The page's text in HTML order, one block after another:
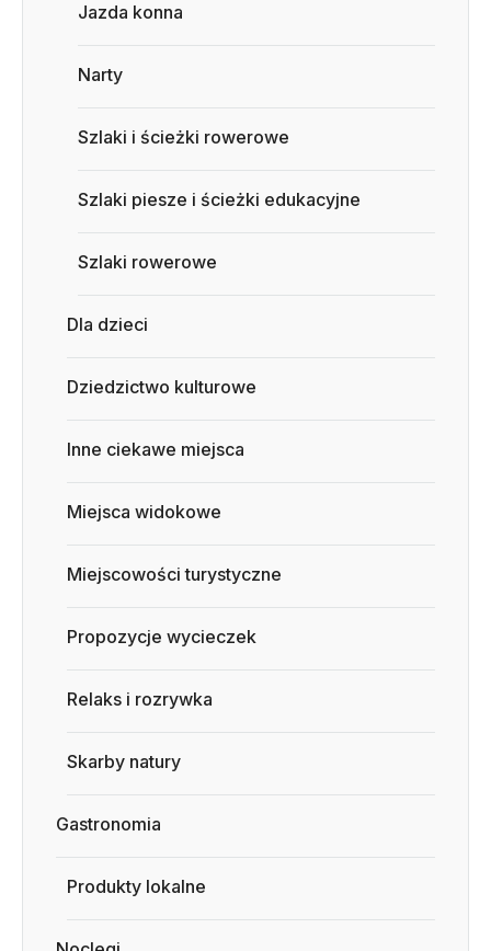
Jazda konna
Narty
Szlaki i ścieżki rowerowe
Szlaki piesze i ścieżki edukacyjne
Szlaki rowerowe
Dla dzieci
Dziedzictwo kulturowe
Inne ciekawe miejsca
Miejsca widokowe
Miejscowości turystyczne
Propozycje wycieczek
Relaks i rozrywka
Skarby natury
Gastronomia
Produkty lokalne